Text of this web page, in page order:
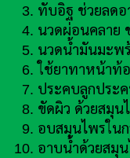
ทับอิฐ ช่วยลดอ
นวดผ่อนคลาย
นวดน้ำมันมะพ
ใช้ยาทาหน้าท้
ประคบลูกประ
ขัดผิว ด้วยสมุน
อบสมุนไพรใน
อาบน้ำด้วยสมุ